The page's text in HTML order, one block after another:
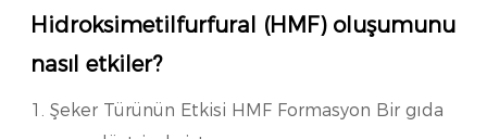
Hidroksimetilfurfural (HMF) oluşumunu
nasıl etkiler?
1. Şeker Türünün Etkisi HMF Formasyon Bir gıda